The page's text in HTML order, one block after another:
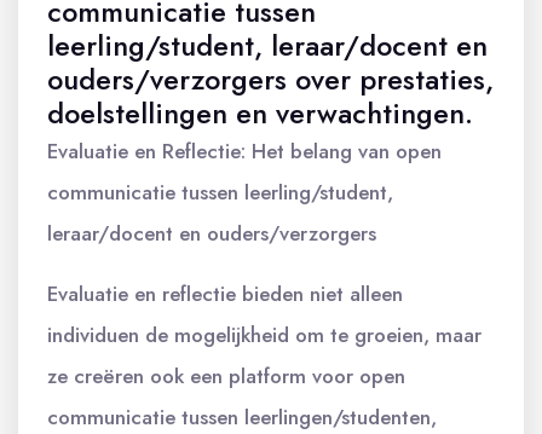
communicatie tussen
leerling/student, leraar/docent en
ouders/verzorgers over prestaties,
doelstellingen en verwachtingen.
Evaluatie en Reflectie: Het belang van open
communicatie tussen leerling/student,
leraar/docent en ouders/verzorgers
Evaluatie en reflectie bieden niet alleen
individuen de mogelijkheid om te groeien, maar
ze creëren ook een platform voor open
communicatie tussen leerlingen/studenten,